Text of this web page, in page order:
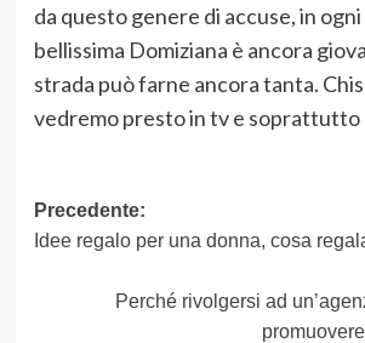
da questo genere di accuse, in ogni
bellissima Domiziana è ancora
strada può farne ancora tanta.
vedremo presto in tv e soprattutto
Navigazione
articolo
Precedente:
Idee regalo per una donna, cosa
Perché rivolgersi ad